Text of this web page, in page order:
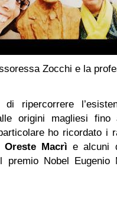
Zocchi e la
di ripercorrere
origini magliesi
ho ricordato i
Oreste Macrì e alcuni
premio Nobel